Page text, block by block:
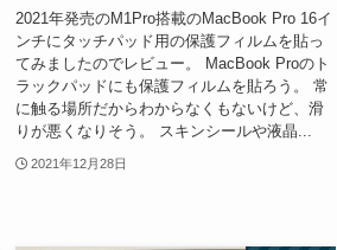
2021年発売のM1Pro搭載のMacBook Pro 16イ
ンチにタッチパッド用の保護フィルムを貼っ
てみましたのでレビュー。 MacBook Proのト
ラックパッドにも保護フィルムを貼ろう。 常
に触る場所だからわからなくもないけど、滑
りが悪くなりそう。 スキンシールや液晶...
2021年12月28日